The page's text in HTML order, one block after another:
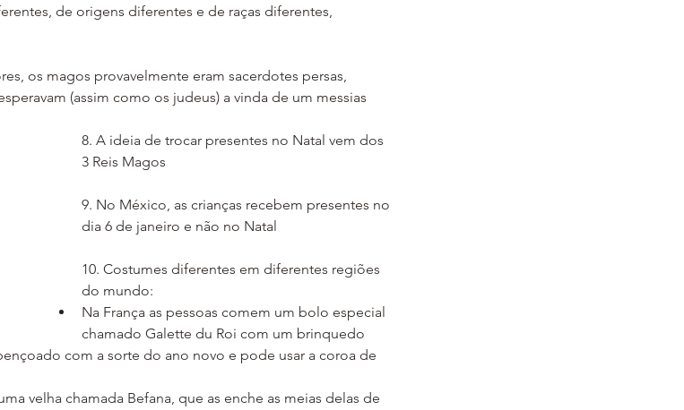
de origens diferentes e de raças diferentes,
os magos provavelmente eram sacerdotes persas,
(assim como os judeus) a vinda de um messias
8. A ideia de trocar presentes no Natal vem dos
3 Reis Magos
9. No México, as crianças recebem presentes no
dia 6 de janeiro e não no Natal
10. Costumes diferentes em diferentes regiões
do mundo:
Na França as pessoas comem um bolo especial
chamado Galette du Roi com um brinquedo
com a sorte do ano novo e pode usar a coroa de
velha chamada Befana, que as enche as meias delas de